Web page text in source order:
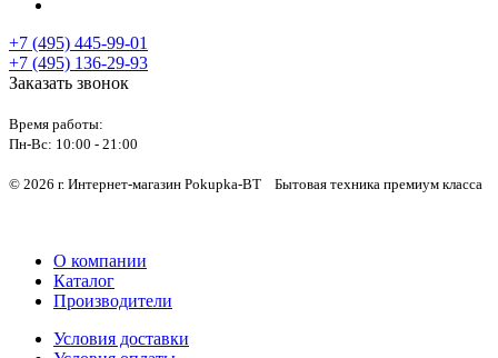
+7 (495) 445-99-01
+7 (495) 136-29-93
Заказать звонок
Время работы:
Пн-Вс: 10:00 - 21:00
© 2026 г. Интернет-магазин Pokupka-BT Бытовая техника премиум класса
О компании
Каталог
Производители
Условия доставки